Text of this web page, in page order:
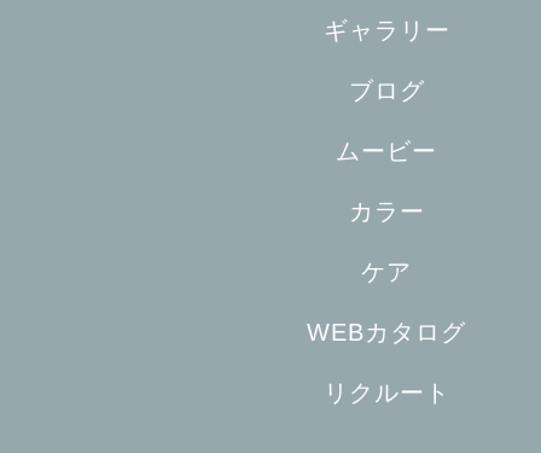
ギャラリー
ブログ
ムービー
カラー
ケア
WEBカタログ
リクルート